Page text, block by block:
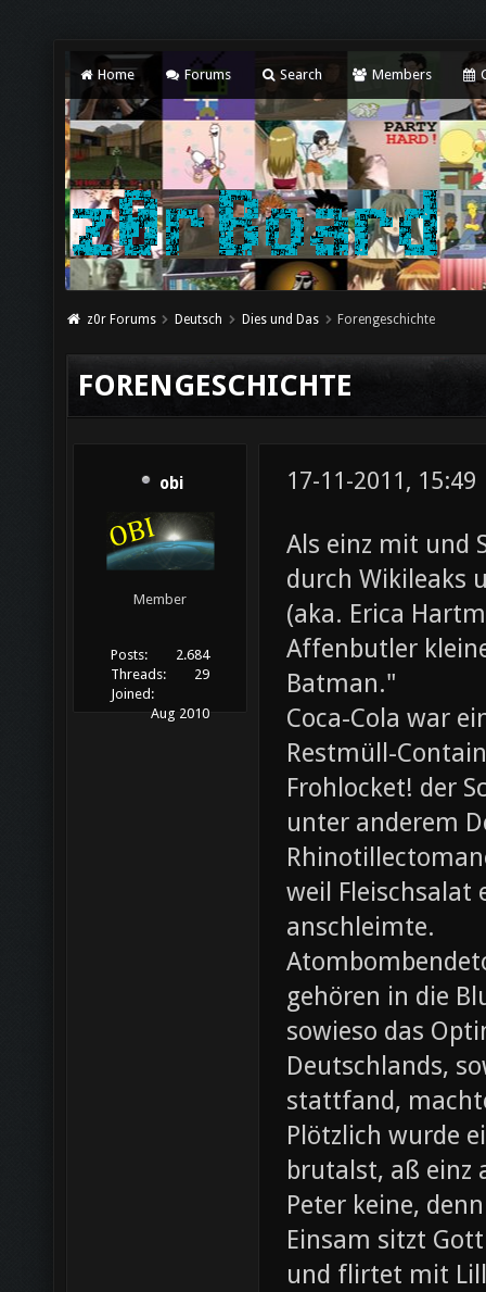
Home Forums Search Members
z0r Forums Deutsch Dies und Das Forengeschichte
FORENGESCHICHTE
obi
Member
Posts:
2.684
Threads:
29
Joined:
Aug 2010
17-11-2011, 15:49
Als einz mit und
durch Wikileaks
(aka. Erica
Affenbutler
Batman."
Coca-Cola war
Restmüll-
Frohlocket! der
unter anderem
weil Fleischsalat
anschleimte.
gehören in die
sowieso das
Deutschlands,
stattfand,
Plötzlich wurde
brutalst, aß einz
Peter keine,
Einsam sitzt
und flirtet mit